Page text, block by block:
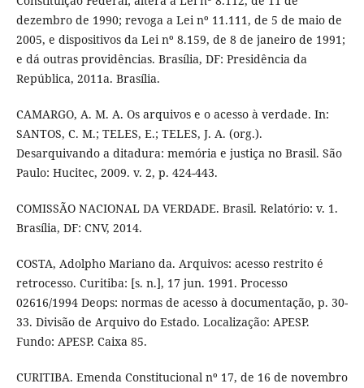
dezembro de 1990; revoga a Lei nº 11.111, de 5 de maio de
2005, e dispositivos da Lei nº 8.159, de 8 de janeiro de 1991;
e dá outras providências. Brasília, DF: Presidência da
República, 2011a. Brasília.
CAMARGO, A. M. A. Os arquivos e o acesso à verdade. In:
SANTOS, C. M.; TELES, E.; TELES, J. A. (org.).
Desarquivando a ditadura: memória e justiça no Brasil. São
Paulo: Hucitec, 2009. v. 2, p. 424-443.
COMISSÃO NACIONAL DA VERDADE. Brasil. Relatório: v. 1.
Brasília, DF: CNV, 2014.
COSTA, Adolpho Mariano da. Arquivos: acesso restrito é
retrocesso. Curitiba: [s. n.], 17 jun. 1991. Processo
02616/1994 Deops: normas de acesso à documentação, p. 30-
33. Divisão de Arquivo do Estado. Localização: APESP.
Fundo: APESP. Caixa 85.
CURITIBA. Emenda Constitucional nº 17, de 16 de novembro